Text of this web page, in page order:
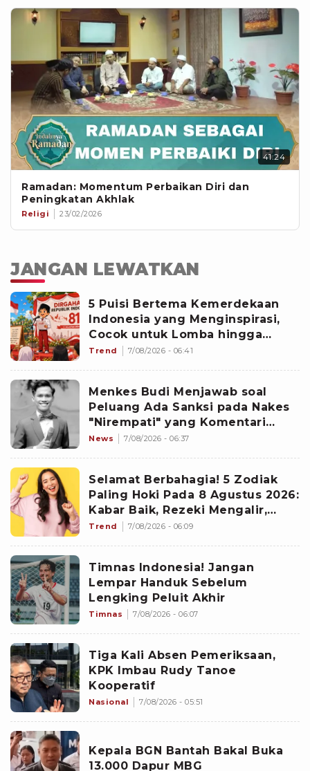
41:24
Ramadan: Momentum Perbaikan Diri dan
Peningkatan Akhlak
Religi 23/02/2026
JANGAN LEWATKAN
5 Puisi Bertema Kemerdekaan
Indonesia yang Menginspirasi,
Cocok untuk Lomba hingga
Upacara HUT ke-81 RI
Trend 7/08/2026 - 06:41
Menkes Budi Menjawab soal
Peluang Ada Sanksi pada Nakes
"Nirempati" yang Komentari
Curhatan Pasien BPJS Yurizal
News 7/08/2026 - 06:37
Selamat Berbahagia! 5 Zodiak
Paling Hoki Pada 8 Agustus 2026:
Kabar Baik, Rezeki Mengalir,
Peluang Baru Berdatangan
Trend 7/08/2026 - 06:09
Timnas Indonesia! Jangan
Lempar Handuk Sebelum
Lengking Peluit Akhir
Timnas 7/08/2026 - 06:07
Tiga Kali Absen Pemeriksaan,
KPK Imbau Rudy Tanoe
Kooperatif
Nasional 7/08/2026 - 05:51
Kepala BGN Bantah Bakal Buka
13.000 Dapur MBG